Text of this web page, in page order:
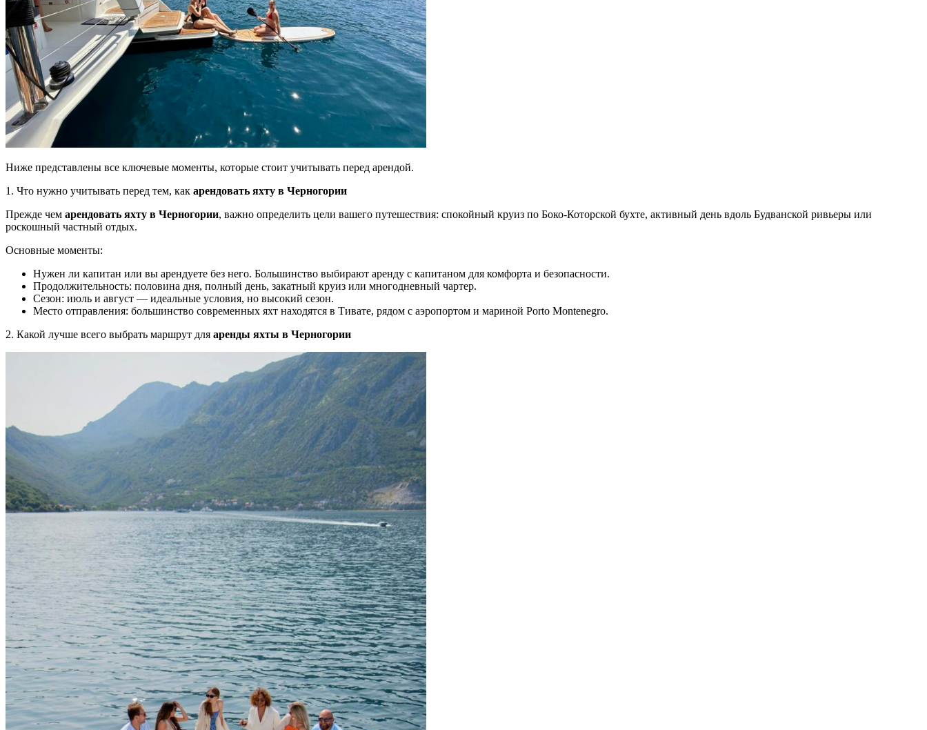
Ниже представлены все ключевые моменты, которые стоит учитывать перед арендой.
1. Что нужно учитывать перед тем, как арендовать яхту в Черногории
Прежде чем арендовать яхту в Черногории, важно определить цели вашего путешествия: спокойный круиз по Боко-Которской бухте, активный день вдоль Будванской ривьеры или
роскошный частный отдых.
Основные моменты:
Нужен ли капитан или вы арендуете без него. Большинство выбирают аренду с капитаном для комфорта и безопасности.
Продолжительность: половина дня, полный день, закатный круиз или многодневный чартер.
Сезон: июль и август — идеальные условия, но высокий сезон.
Место отправления: большинство современных яхт находятся в Тивате, рядом с аэропортом и мариной Porto Montenegro.
2. Какой лучше всего выбрать маршрут для аренды яхты в Черногории